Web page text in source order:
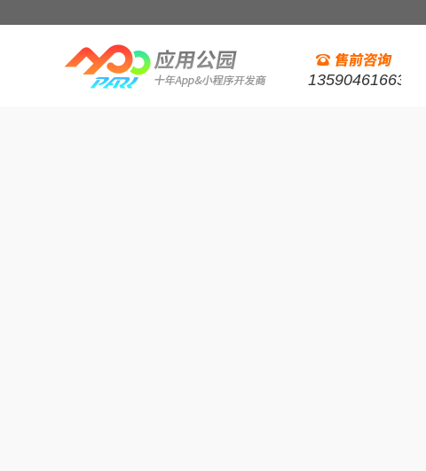
13590461663